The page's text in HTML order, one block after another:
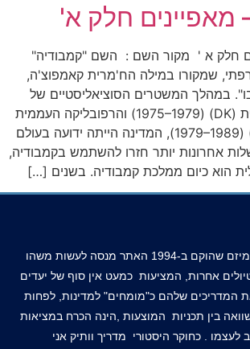
מאפיינים חלק א'
חלק א ' מקור השם : השם "קמבודיה"
שמקורו במילה הח'מרית קאמפוצ'ה,
במהלך המשטרים הסוציאליסטיים של
קמפוצ'ה הדמוקרטית (DK) (1975–1979) והרפובליקה העממית
של קמפוצ'ה (PRK) (1979–1989), המדינה הייתה ידועה בעולם
אחרונות יותר חזרו להשתמש בקמבודיה,
הוא כיום ממלכת קמבודיה. בשנים […]
אתר תורפורלס הינו מיזם שהוקם ב-1994 האתר מנסה לעשות משהו
אחרות, המציעות כמעט אין סוף של יעדים
את המדריכים שלהם כ"מומחים" למדינות, לפחות
בין תכניות המוצעות ,הינה הכרח במציאות
לעצמו . כחוקר היסטורי מדריך וותיק אני